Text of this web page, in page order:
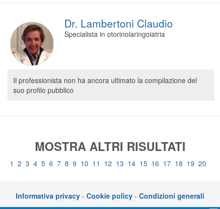
Dr. Lambertoni Claudio
Specialista in otorinolaringoiatria
Il professionista non ha ancora ultimato la compilazione del
suo profilo pubblico
MOSTRA ALTRI RISULTATI
1 2 3 4 5 6 7 8 9 10 11 12 13 14 15 16 17 18 19 20
Informativa privacy - Cookie policy - Condizioni generali